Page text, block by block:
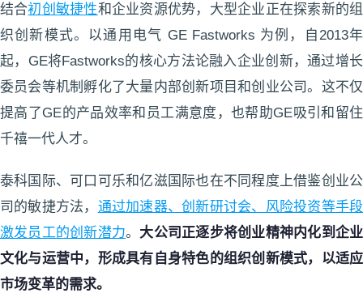
结合初创敏捷性和企业资源优势，大型企业正在探索新的组
织创新模式。以通用电气 GE Fastworks 为例，自2013年
起，GE将Fastworks的核心方法论融入企业创新，通过增长
委员会等机制孵化了大量内部创新项目和创业公司。这不仅
提高了GE的产品效率和员工满意度，也帮助GE吸引和留住
千禧一代人才。
泰科国际、可口可乐和亿滋国际也在不同程度上借鉴创业公
司的敏捷方法， 通过加速器、创新研讨会、风险投资等手段
激发员工的创新潜力。 大公司正逐步将创业精神内化到企业
文化与运营中，形成具有自身特色的组织创新模式，以适应
市场变革的需求。